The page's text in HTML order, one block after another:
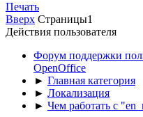
Печать
Вверх Страницы1
Действия пользователя
Форум поддержки
OpenOffice
► Главная категория
► Локализация
► Чем работать с